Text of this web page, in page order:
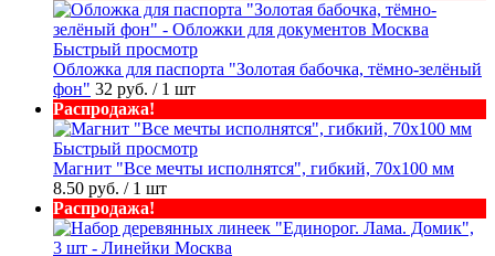
Быстрый просмотр
Обложка для паспорта "Золотая бабочка, тёмно-зелёный
фон" 32 руб. / 1 шт
Распродажа!
Быстрый просмотр
Магнит "Все мечты исполнятся", гибкий, 70х100 мм
8.50 руб. / 1 шт
Распродажа!